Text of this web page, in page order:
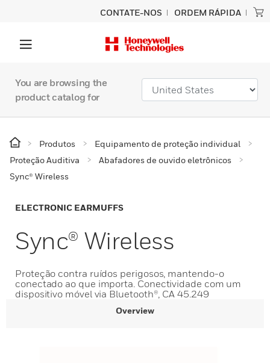
CONTATE-NOS ORDEM RÁPIDA
You are browsing the
product catalog for
Produtos
Equipamento de proteção individual
Proteção Auditiva
Abafadores de ouvido eletrônicos
Sync® Wireless
ELECTRONIC EARMUFFS
Sync® Wireless
Proteção contra ruídos perigosos, mantendo-o
conectado ao que importa. Conectividade com um
dispositivo móvel via Bluetooth®, CA 45.249
Overview